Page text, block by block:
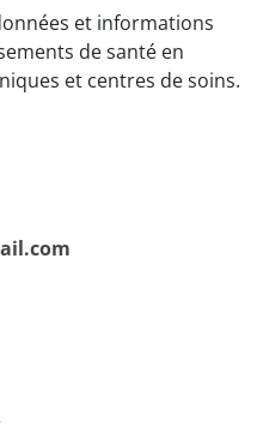
et informations
de santé en
et centres de soins.